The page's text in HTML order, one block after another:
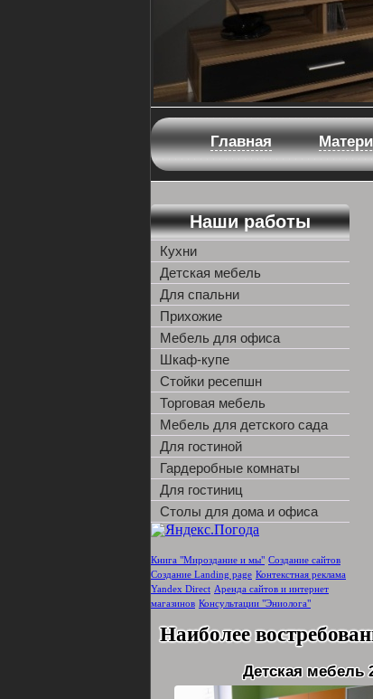
Главная
Наши работы
Кухни
Детская мебель
Для спальни
Прихожие
Мебель для офиса
Шкаф-купе
Стойки ресепшн
Торговая мебель
Мебель для детского сада
Для гостиной
Гардеробные комнаты
Для гостиниц
Столы для дома и офиса
Книга "Мироздание и мы" Создание сайтов
Создание Landing page Контекстная реклама
Yandex Direct Аренда сайтов и интернет
магазинов Консультации "Эниолога"
Наиболее
Детская мебель